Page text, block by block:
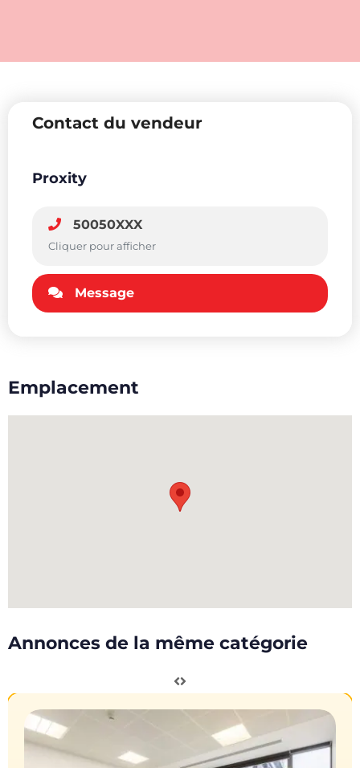
Contact du vendeur
Proxity
50050XXX
Cliquer pour afficher
Message
Emplacement
Annonces de la même catégorie